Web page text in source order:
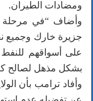
ومضادات الطيران.
وأضاف “في مرحلة
جزيرة خارك وجميع
على أسواقهم للنفط
بشكل مذهل لصالح كل
وأفاد ترامب بأن